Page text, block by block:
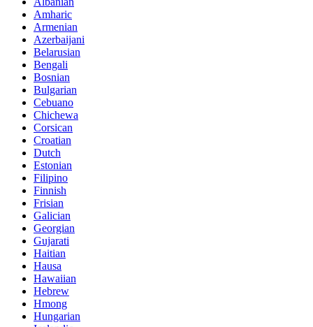
Amharic
Armenian
Azerbaijani
Belarusian
Bengali
Bosnian
Bulgarian
Cebuano
Chichewa
Corsican
Croatian
Dutch
Estonian
Filipino
Finnish
Frisian
Galician
Georgian
Gujarati
Haitian
Hausa
Hawaiian
Hebrew
Hmong
Hungarian